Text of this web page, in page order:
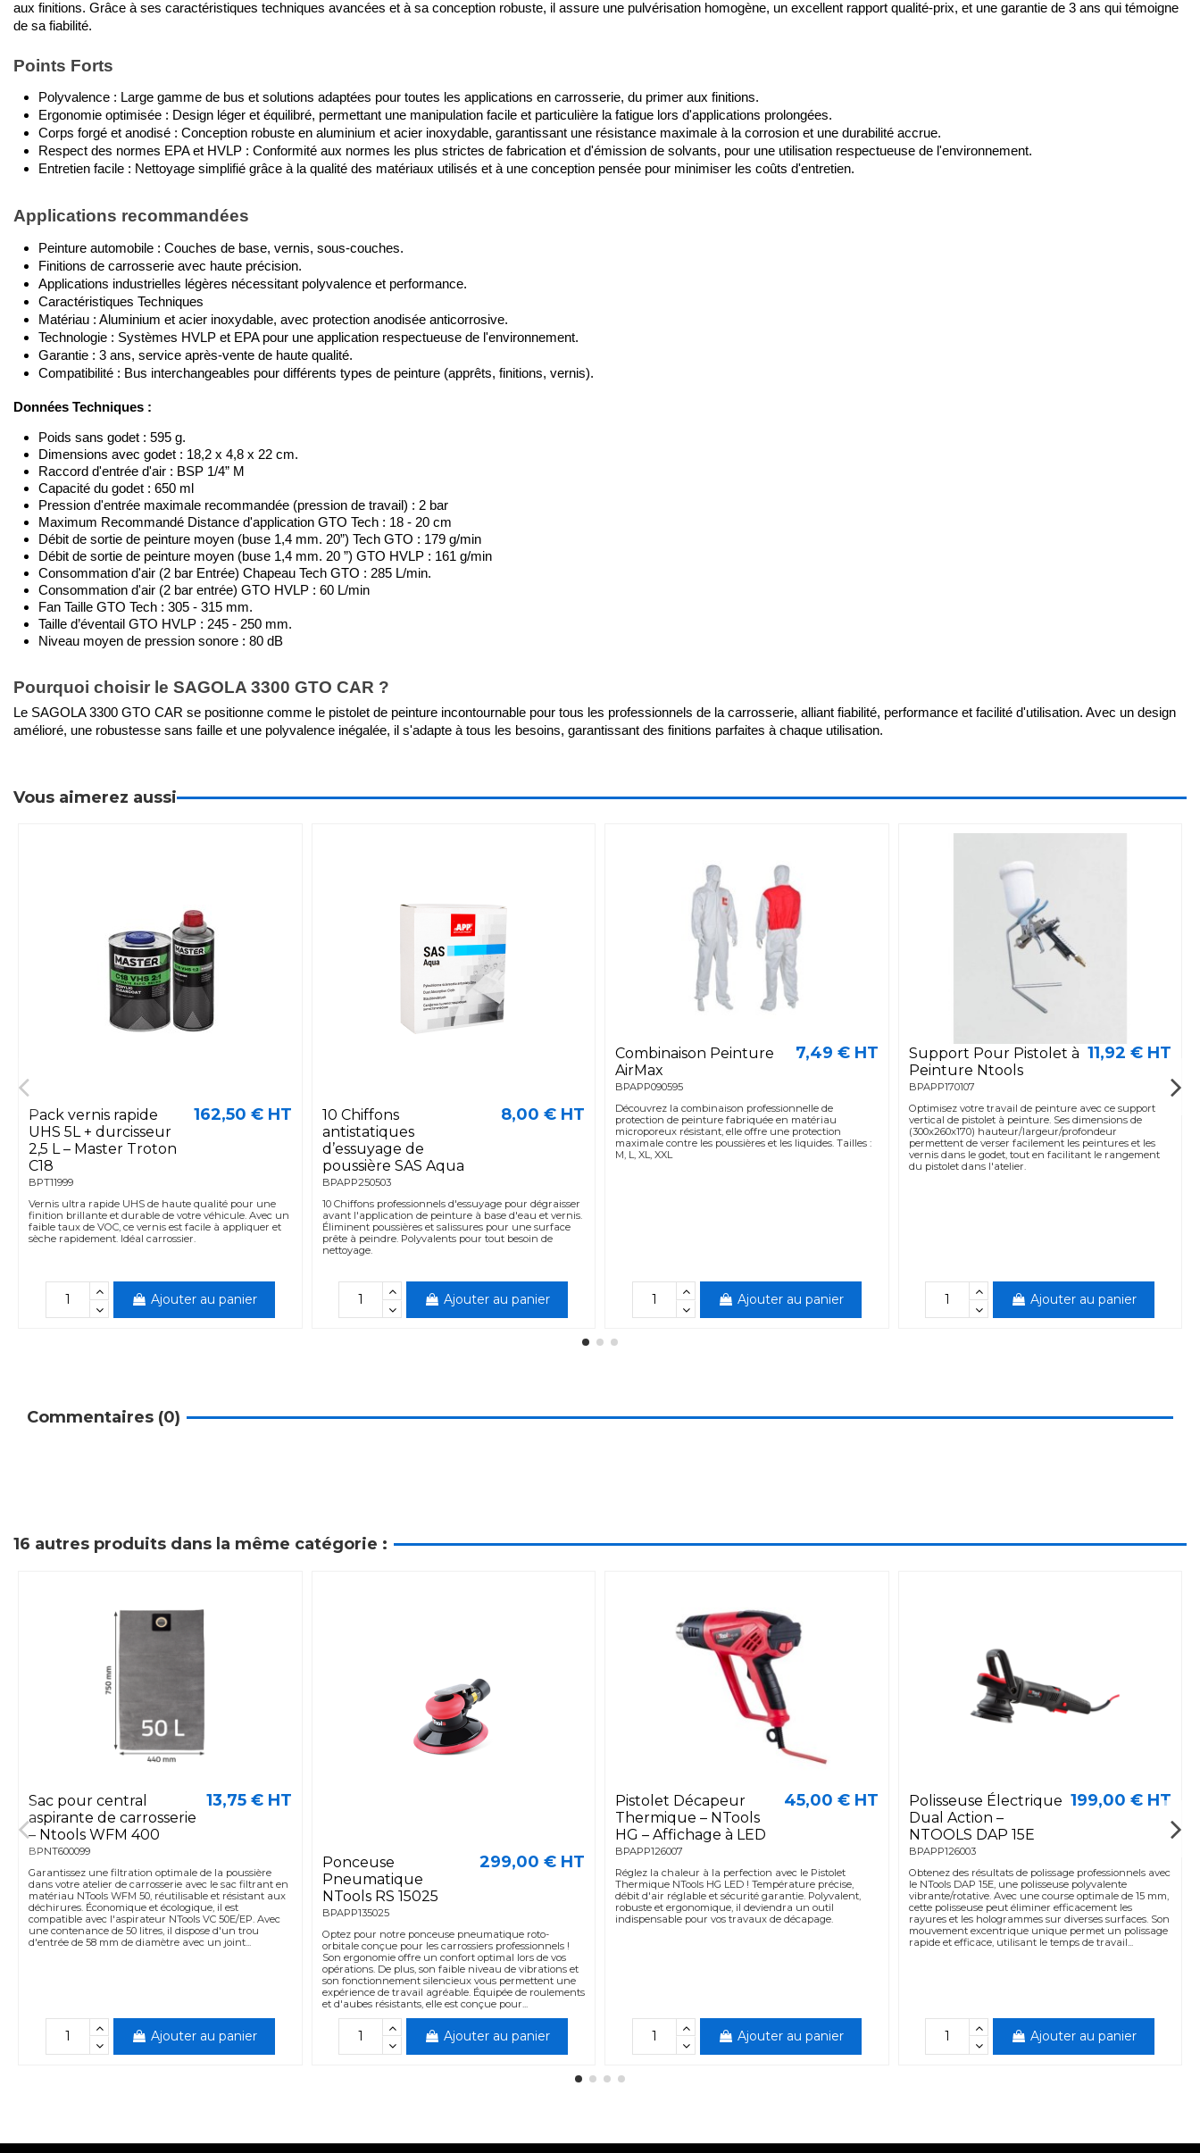
aux finitions. Grâce à ses caractéristiques techniques avancées et à sa conception robuste, il assure une pulvérisation homogène, un excellent rapport qualité-prix, et une garantie de 3 ans qui témoigne
de sa fiabilité.
Points Forts
Polyvalence : Large gamme de bus et solutions adaptées pour toutes les applications en carrosserie, du primer aux finitions.
Ergonomie optimisée : Design léger et équilibré, permettant une manipulation facile et particulière la fatigue lors d'applications prolongées.
Corps forgé et anodisé : Conception robuste en aluminium et acier inoxydable, garantissant une résistance maximale à la corrosion et une durabilité accrue.
Respect des normes EPA et HVLP : Conformité aux normes les plus strictes de fabrication et d'émission de solvants, pour une utilisation respectueuse de l'environnement.
Entretien facile : Nettoyage simplifié grâce à la qualité des matériaux utilisés et à une conception pensée pour minimiser les coûts d'entretien.
Applications recommandées
Peinture automobile : Couches de base, vernis, sous-couches.
Finitions de carrosserie avec haute précision.
Applications industrielles légères nécessitant polyvalence et performance.
Caractéristiques Techniques
Matériau : Aluminium et acier inoxydable, avec protection anodisée anticorrosive.
Technologie : Systèmes HVLP et EPA pour une application respectueuse de l'environnement.
Garantie : 3 ans, service après-vente de haute qualité.
Compatibilité : Bus interchangeables pour différents types de peinture (apprêts, finitions, vernis).
Données Techniques :
Poids sans godet : 595 g.
Dimensions avec godet : 18,2 x 4,8 x 22 cm.
Raccord d'entrée d'air : BSP 1/4” M
Capacité du godet : 650 ml
Pression d'entrée maximale recommandée (pression de travail) : 2 bar
Maximum Recommandé Distance d'application GTO Tech : 18 - 20 cm
Débit de sortie de peinture moyen (buse 1,4 mm. 20”) Tech GTO : 179 g/min
Débit de sortie de peinture moyen (buse 1,4 mm. 20 ”) GTO HVLP : 161 g/min
Consommation d'air (2 bar Entrée) Chapeau Tech GTO : 285 L/min.
Consommation d'air (2 bar entrée) GTO HVLP : 60 L/min
Fan Taille GTO Tech : 305 - 315 mm.
Taille d’éventail GTO HVLP : 245 - 250 mm.
Niveau moyen de pression sonore : 80 dB
Pourquoi choisir le SAGOLA 3300 GTO CAR ?
Le SAGOLA 3300 GTO CAR se positionne comme le pistolet de peinture incontournable pour tous les professionnels de la carrosserie, alliant fiabilité, performance et facilité d'utilisation. Avec un design
amélioré, une robustesse sans faille et une polyvalence inégalée, il s'adapte à tous les besoins, garantissant des finitions parfaites à chaque utilisation.
Vous aimerez aussi
Pack vernis rapide
UHS 5L + durcisseur
2,5 L – Master Troton
C18
BPT11999
162,50 € HT
Vernis ultra rapide UHS de haute qualité pour une
finition brillante et durable de votre véhicule. Avec un
faible taux de VOC, ce vernis est facile à appliquer et
sèche rapidement. Idéal carrossier.
Ajouter au panier
10 Chiffons
antistatiques
d’essuyage de
poussière SAS Aqua
BPAPP250503
8,00 € HT
10 Chiffons professionnels d'essuyage pour dégraisser
avant l'application de peinture à base d'eau et vernis.
Éliminent poussières et salissures pour une surface
prête à peindre. Polyvalents pour tout besoin de
nettoyage.
Ajouter au panier
Combinaison Peinture
AirMax
BPAPP090595
7,49 € HT
Découvrez la combinaison professionnelle de
protection de peinture fabriquée en matériau
microporeux résistant, elle offre une protection
maximale contre les poussières et les liquides. Tailles :
M, L, XL, XXL
Ajouter au panier
Support Pour Pistolet à
Peinture Ntools
BPAPP170107
11,92 € HT
Optimisez votre travail de peinture avec ce support
vertical de pistolet à peinture. Ses dimensions de
(300x260x170) hauteur/largeur/profondeur
permettent de verser facilement les peintures et les
vernis dans le godet, tout en facilitant le rangement
du pistolet dans l'atelier.
Ajouter au panier
Commentaires (0)
16 autres produits dans la même catégorie :
Sac pour central
aspirante de carrosserie
– Ntools WFM 400
BPNT600099
13,75 € HT
Garantissez une filtration optimale de la poussière
dans votre atelier de carrosserie avec le sac filtrant en
matériau NTools WFM 50, réutilisable et résistant aux
déchirures. Économique et écologique, il est
compatible avec l'aspirateur NTools VC 50E/EP. Avec
une contenance de 50 litres, il dispose d'un trou
d'entrée de 58 mm de diamètre avec un joint...
Ajouter au panier
Ponceuse
Pneumatique
NTools RS 15025
BPAPP135025
299,00 € HT
Optez pour notre ponceuse pneumatique roto-
orbitale conçue pour les carrossiers professionnels !
Son ergonomie offre un confort optimal lors de vos
opérations. De plus, son faible niveau de vibrations et
son fonctionnement silencieux vous permettent une
expérience de travail agréable. Équipée de roulements
et d'aubes résistants, elle est conçue pour...
Ajouter au panier
Pistolet Décapeur
Thermique – NTools
HG – Affichage à LED
BPAPP126007
45,00 € HT
Réglez la chaleur à la perfection avec le Pistolet
Thermique NTools HG LED ! Température précise,
débit d'air réglable et sécurité garantie. Polyvalent,
robuste et ergonomique, il deviendra un outil
indispensable pour vos travaux de décapage.
Ajouter au panier
Polisseuse Électrique
Dual Action –
NTOOLS DAP 15E
BPAPP126003
199,00 € HT
Obtenez des résultats de polissage professionnels avec
le NTools DAP 15E, une polisseuse polyvalente
vibrante/rotative. Avec une course optimale de 15 mm,
cette polisseuse peut éliminer efficacement les
rayures et les hologrammes sur diverses surfaces. Son
mouvement excentrique unique permet un polissage
rapide et efficace, utilisant le temps de travail...
Ajouter au panier